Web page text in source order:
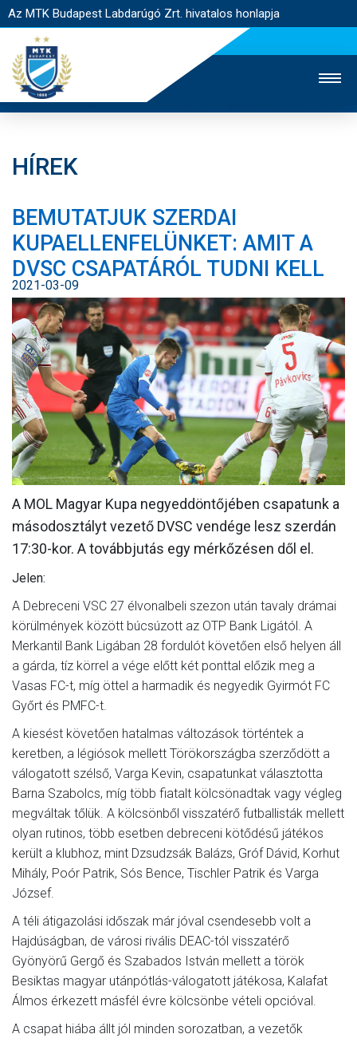
Az MTK Budapest Labdarúgó Zrt. hivatalos honlapja
JEGYÉRTÉKESÍTÉS
WEBSHOP
EGYESÜLET
KAPCSOLAT
NYITÓLAP
HÍREK
CSAPATOK
MÉRKŐZÉSEK
KLUB
GALÉRIA
SZURKOLÓI ÉLMÉNYEK
AKKREDITÁCIÓ
HÍREK
BEMUTATJUK SZERDAI
KUPAELLENFELÜNKET: AMIT A
DVSC CSAPATÁRÓL TUDNI KELL
2021-03-09
A MOL Magyar Kupa negyeddöntőjében csapatunk a
másodosztályt vezető DVSC vendége lesz szerdán
17:30-kor. A továbbjutás egy mérkőzésen dől el.
Jelen:
A Debreceni VSC 27 élvonalbeli szezon után tavaly drámai
körülmények között búcsúzott az OTP Bank Ligától. A
Merkantil Bank Ligában 28 fordulót követően első helyen áll
a gárda, tíz körrel a vége előtt két ponttal előzik meg a
Vasas FC-t, míg öttel a harmadik és negyedik Gyirmót FC
Győrt és PMFC-t.
A kiesést követően hatalmas változások történtek a
keretben, a légiósok mellett Törökországba szerződött a
válogatott szélső, Varga Kevin, csapatunkat választotta
Barna Szabolcs, míg több fiatalt kölcsönadtak vagy végleg
megváltak tőlük. A kölcsönből visszatérő futballisták mellett
olyan rutinos, több esetben debreceni kötődésű játékos
került a klubhoz, mint Dzsudzsák Balázs, Gróf Dávid, Korhut
Mihály, Poór Patrik, Sós Bence, Tischler Patrik és Varga
József.
A téli átigazolási időszak már jóval csendesebb volt a
Hajdúságban, de városi rivális DEAC-tól visszatérő
Gyönyörű Gergő és Szabados István mellett a török
Besiktas magyar utánpótlás-válogatott játékosa, Kalafat
Álmos érkezett másfél évre kölcsönbe vételi opcióval.
A csapat hiába állt jól minden sorozatban, a vezetők